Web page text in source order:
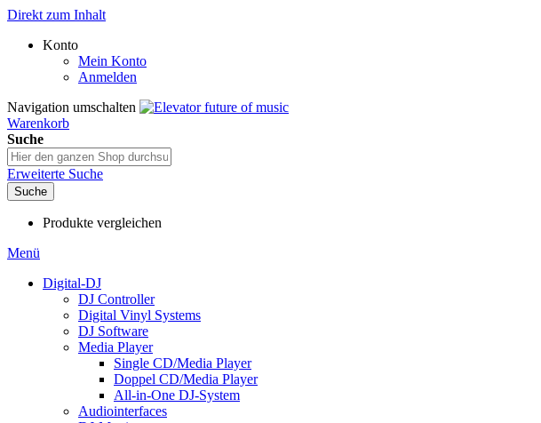
Direkt zum Inhalt
Konto
Mein Konto
Anmelden
Navigation umschalten
Warenkorb
Suche
Erweiterte Suche
Suche
Produkte vergleichen
Menü
Digital-DJ
DJ Controller
Digital Vinyl Systems
DJ Software
Media Player
Single CD/Media Player
Doppel CD/Media Player
All-in-One DJ-System
Audiointerfaces